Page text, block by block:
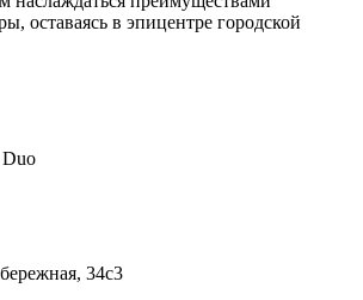
оставаясь в эпицентре городской
34с3